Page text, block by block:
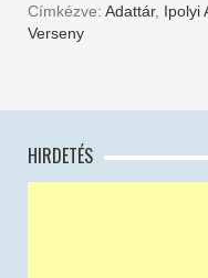
Címkézve: Adattár, Ipolyi
Verseny
HIRDETÉS